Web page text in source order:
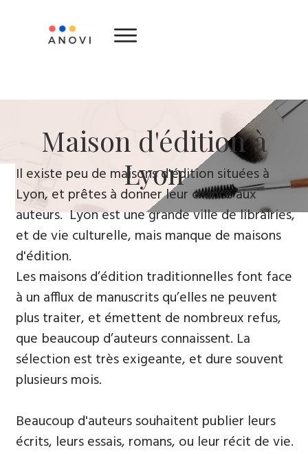
​Maison d'édition ​à
Lyon
​Il existe peu de maisons d'édition situées à
Lyon, et prêtes à donner leur chance aux
auteurs. Lyon est une grande ville de librairies,
et de vie culturelle, mais manque de maisons
d'édition.
Les maisons d’édition traditionnelles font face
à un afflux de manuscrits qu’elles ne peuvent
plus traiter, et émettent de nombreux refus,
que beaucoup d’auteurs connaissent. La
sélection est très exigeante, et dure souvent
plusieurs mois.
Beaucoup d'auteurs souhaitent publier leurs
écrits, leurs essais, romans, ou leur récit de vie.